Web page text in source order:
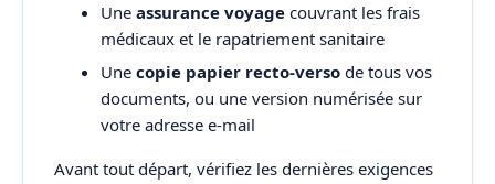
Une assurance voyage couvrant les frais
médicaux et le rapatriement sanitaire
Une copie papier recto-verso de tous vos
documents, ou une version numérisée sur
votre adresse e-mail
Avant tout départ, vérifiez les dernières exigences